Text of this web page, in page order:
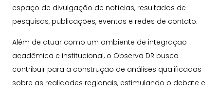
espaço de divulgação de notícias, resultados de
pesquisas, publicações, eventos e redes de contato.
Além de atuar como um ambiente de integração
acadêmica e institucional, o Observa DR busca
contribuir para a construção de análises qualificadas
sobre as realidades regionais, estimulando o debate e